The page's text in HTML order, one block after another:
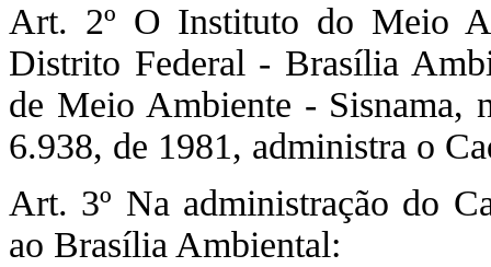
Art. 2º O Instituto do Meio
Distrito Federal - Brasília
de Meio Ambiente - Sisnama,
6.938, de 1981, administra o
Art. 3º Na administração do
ao Brasília Ambiental: